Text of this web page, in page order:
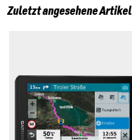
Zuletzt angesehene Artikel